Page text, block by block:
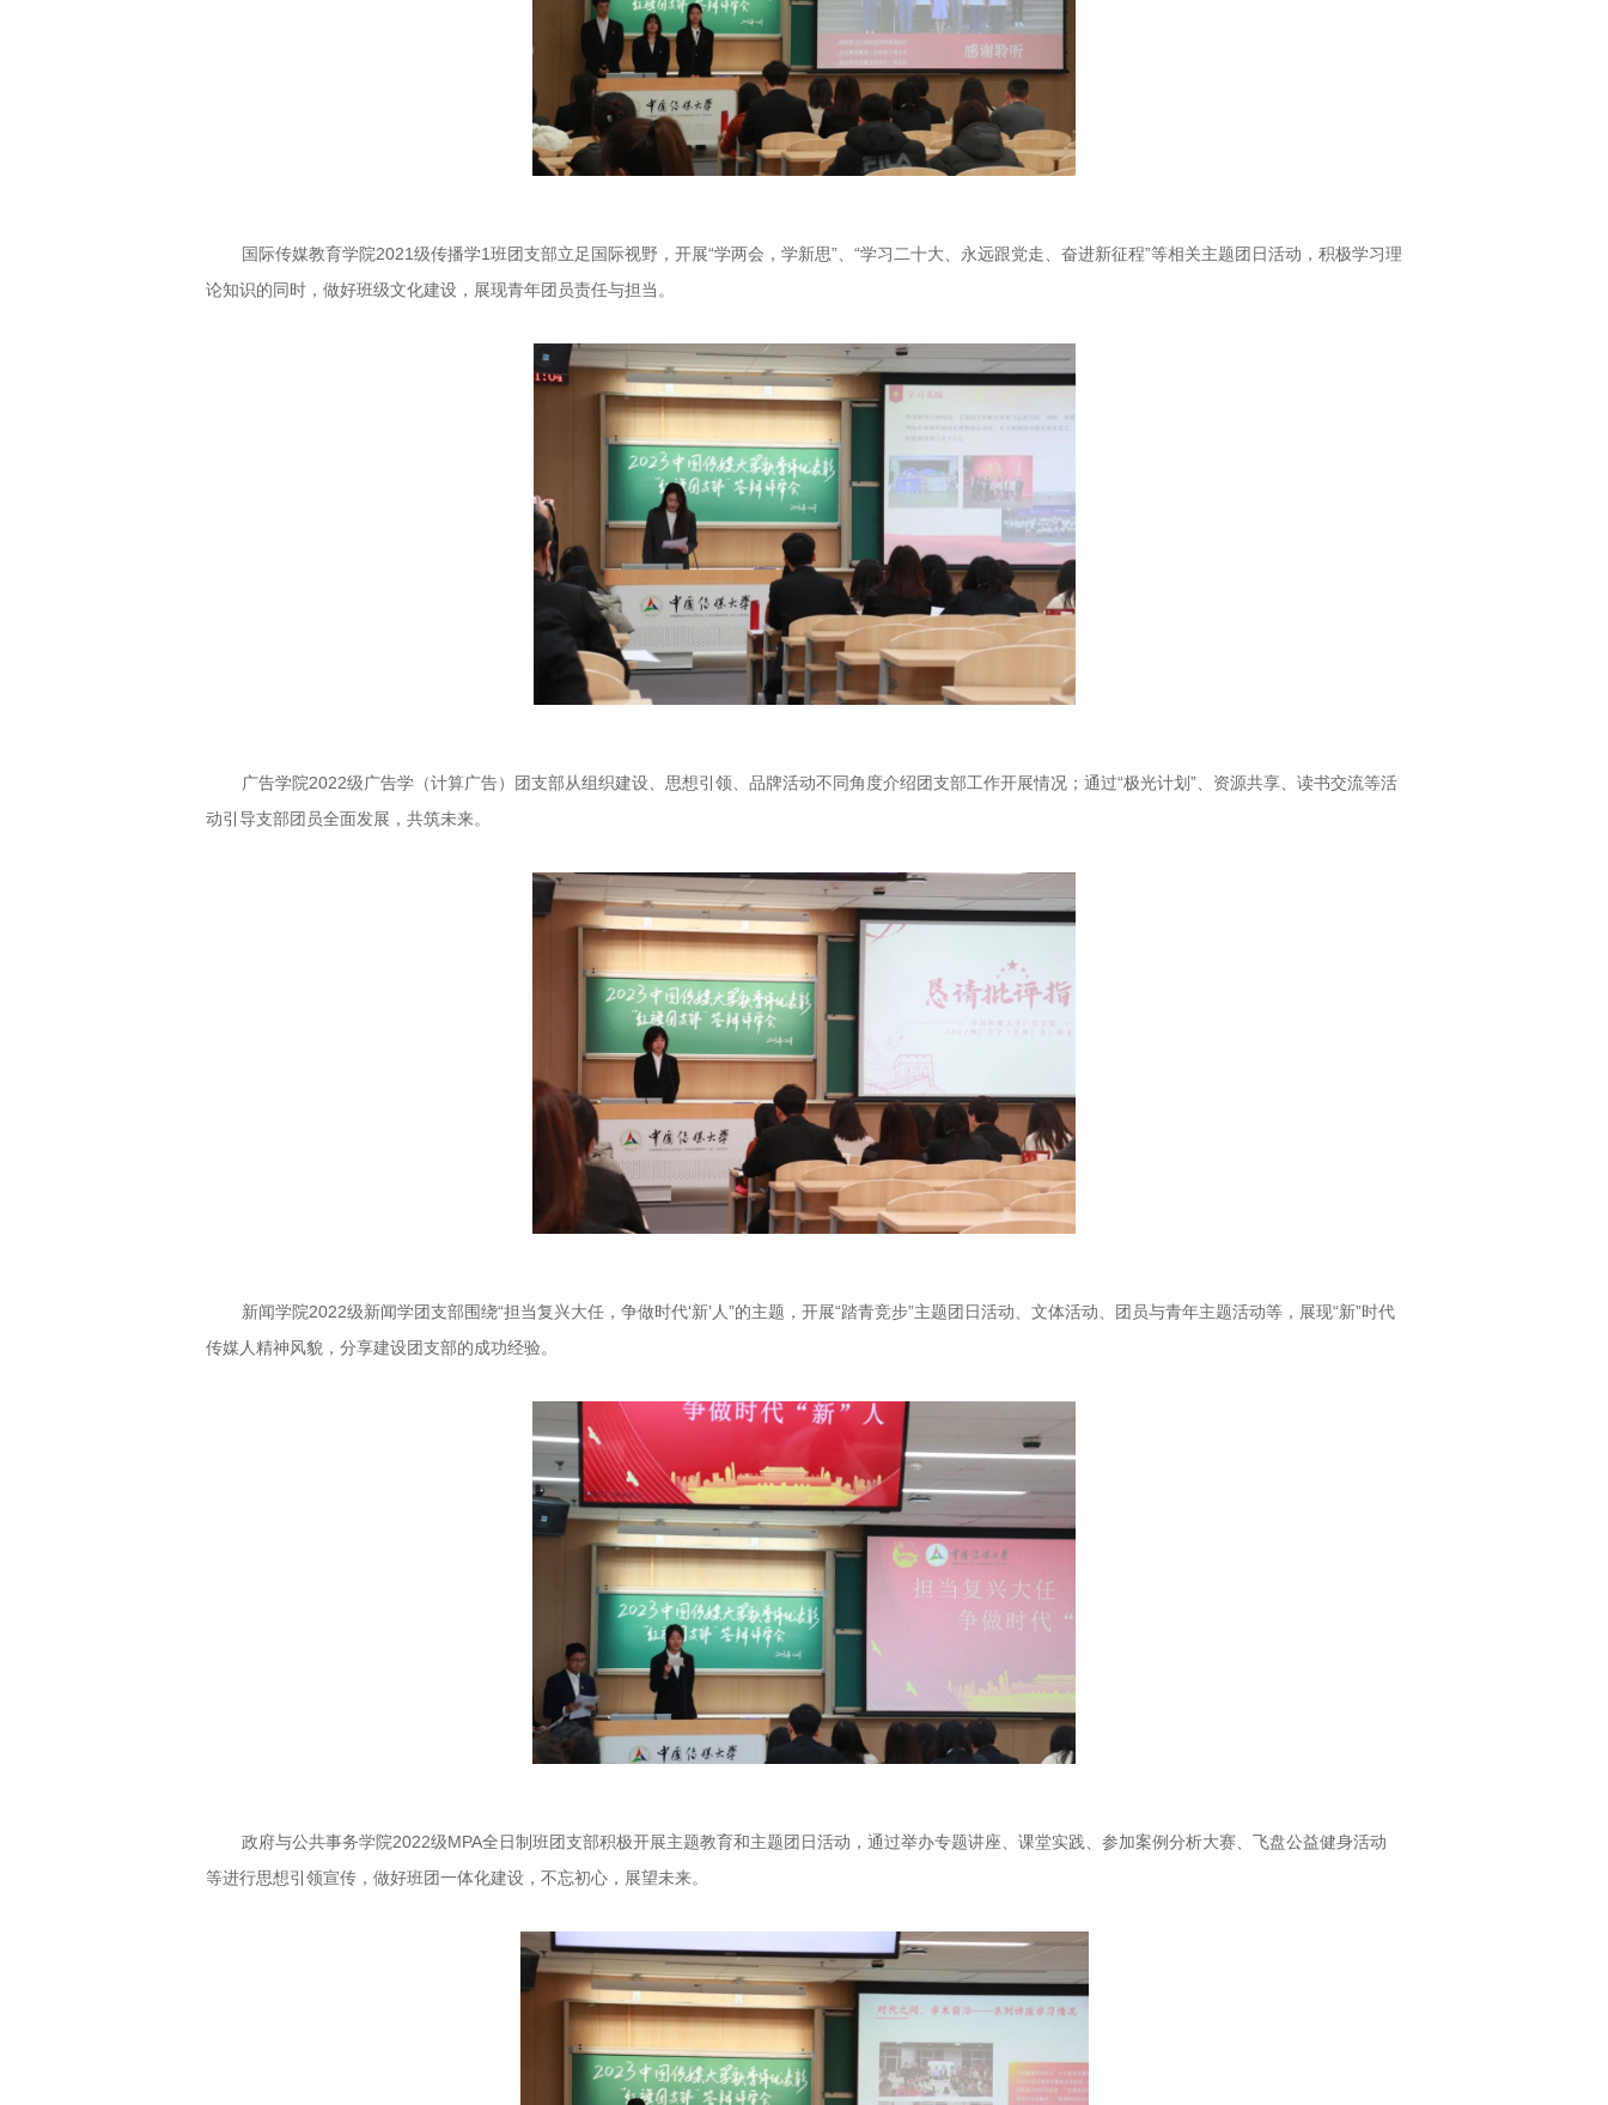
国际传媒教育学院2021级传播学1班团支部立足国际视野，开展“学两会，学新思”、“学习二十大、永远跟党走、奋进新征程”等相关主题团日活动，积极学习理
论知识的同时，做好班级文化建设，展现青年团员责任与担当。
广告学院2022级广告学（计算广告）团支部从组织建设、思想引领、品牌活动不同角度介绍团支部工作开展情况；通过“极光计划”、资源共享、读书交流等活
动引导支部团员全面发展，共筑未来。
新闻学院2022级新闻学团支部围绕“担当复兴大任，争做时代‘新’人”的主题，开展“踏青竞步”主题团日活动、文体活动、团员与青年主题活动等，展现“新”时代
传媒人精神风貌，分享建设团支部的成功经验。
政府与公共事务学院2022级MPA全日制班团支部积极开展主题教育和主题团日活动，通过举办专题讲座、课堂实践、参加案例分析大赛、飞盘公益健身活动
等进行思想引领宣传，做好班团一体化建设，不忘初心，展望未来。